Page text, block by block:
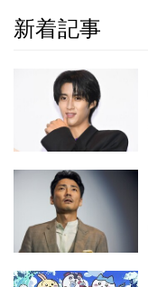
新着記事